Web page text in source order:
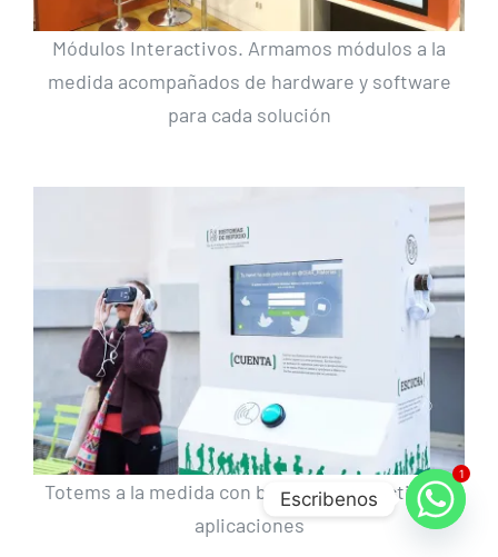
Módulos Interactivos. Armamos módulos a la
medida acompañados de hardware y software
para cada solución
Totems a la medida con botones interactivos y
aplicaciones
Escribenos